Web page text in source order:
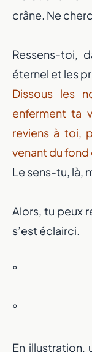
crâne. Ne
Ressens-toi,
éternel et les
Dissous les
enferment ta
reviens à toi,
venant du fond
Le sens-tu, là,
Alors, tu peux
s’est éclairci.
°
°
En illustration,